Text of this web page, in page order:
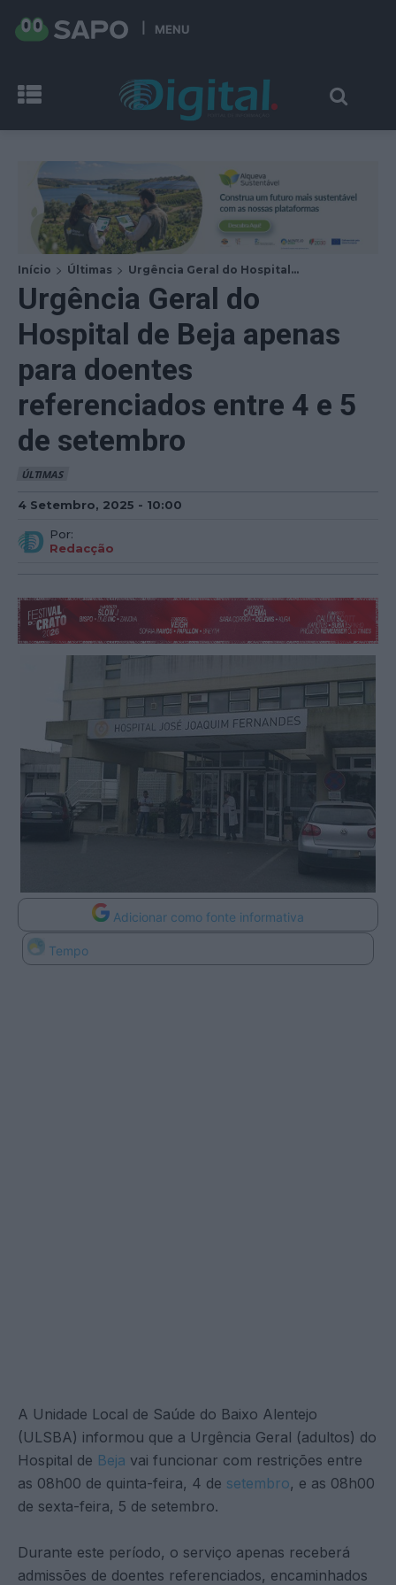
MENU
Início Últimas Urgência Geral do Hospital...
Urgência Geral do
Hospital de Beja apenas
para doentes
referenciados entre 4 e 5
de setembro
ÚLTIMAS
4 Setembro, 2025 - 10:00
Por:
Redacção
Adicionar como fonte informativa
Tempo
A Unidade Local de Saúde do Baixo Alentejo
(ULSBA) informou que a Urgência Geral (adultos) do
Hospital de Beja vai funcionar com restrições entre
as 08h00 de quinta-feira, 4 de setembro, e as 08h00
de sexta-feira, 5 de setembro.
Durante este período, o serviço apenas receberá
admissões de doentes referenciados, encaminhados